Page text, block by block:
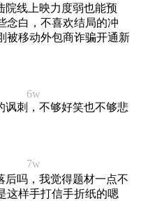
院线上映力度弱也能预
念白，不喜欢结局的冲
被移动外包商诈骗开通新
6w
讽刺，不够好笑也不够悲
7w
后吗，我觉得题材一点不
这样手打信手折纸的嗯